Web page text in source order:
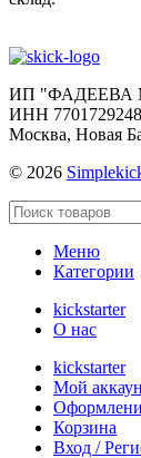
ИП "ФАДЕЕВА
ИНН
Москва, Новая
© 2026
Меню
Категории
kickstarter
О нас
kickstarter
Мой
Корзина
Вход /